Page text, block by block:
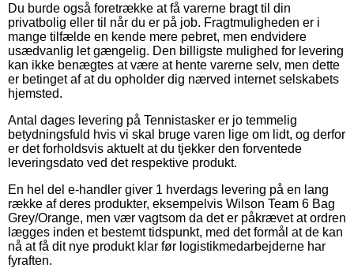
Du burde også foretrække at få varerne bragt til din
privatbolig eller til når du er på job. Fragtmuligheden er i
mange tilfælde en kende mere pebret, men endvidere
usædvanlig let gængelig. Den billigste mulighed for levering
kan ikke benægtes at være at hente varerne selv, men dette
er betinget af at du opholder dig nærved internet selskabets
hjemsted.
Antal dages levering på Tennistasker er jo temmelig
betydningsfuld hvis vi skal bruge varen lige om lidt, og derfor
er det forholdsvis aktuelt at du tjekker den forventede
leveringsdato ved det respektive produkt.
En hel del e-handler giver 1 hverdags levering på en lang
række af deres produkter, eksempelvis Wilson Team 6 Bag
Grey/Orange, men vær vagtsom da det er påkrævet at ordren
lægges inden et bestemt tidspunkt, med det formål at de kan
nå at få dit nye produkt klar før logistikmedarbejderne har
fyraften.